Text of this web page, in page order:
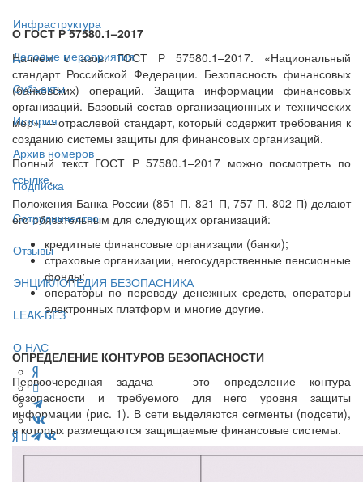
Инфраструктура
Деловые мероприятия
Субъекты
История
Архив номеров
Подписка
Сотрудничество
Отзывы
ЭНЦИКЛОПЕДИЯ БЕЗОПАСНИКА
LEAK-БЕЗ
О НАС
О ГОСТ Р 57580.1–2017
Начнём с азов. ГОСТ Р 57580.1–2017. «Национальный
стандарт Российской Федерации. Безопасность финансовых
(банковских) операций. Защита информации финансовых
организаций. Базовый состав организационных и технических
мер» — отраслевой стандарт, который содержит требования к
созданию системы защиты для финансовых организаций.
Полный текст ГОСТ Р 57580.1–2017 можно посмотреть по
ссылке.
Положения Банка России (851-П, 821-П, 757-П, 802-П) делают
его обязательным для следующих организаций:
кредитные финансовые организации (банки);
страховые организации, негосударственные пенсионные
фонды;
операторы по переводу денежных средств, операторы
электронных платформ и многие другие.
ОПРЕДЕЛЕНИЕ КОНТУРОВ БЕЗОПАСНОСТИ
Первоочередная задача — это определение контура
безопасности и требуемого для него уровня защиты
информации (рис. 1). В сети выделяются сегменты (подсети),
в которых размещаются защищаемые финансовые системы.